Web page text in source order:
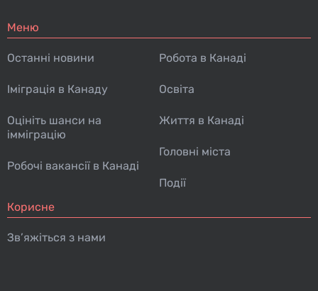
Меню
Останні новини
Іміграція в Канаду
Оцініть шанси на
імміграцію
Робочі вакансії в Канаді
Робота в Канаді
Освіта
Життя в Канаді
Головні міста
Події
Корисне
Зв’яжіться з нами